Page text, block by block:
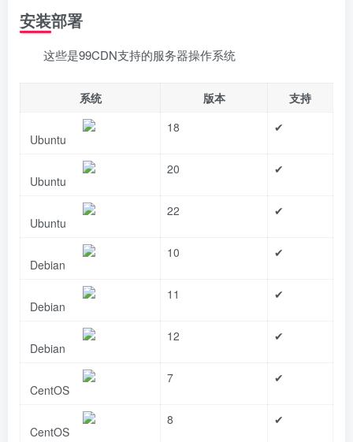
安装部署
这些是99CDN支持的服务器操作系统
系统 版本 支持
Ubuntu
18 ✔
Ubuntu
20 ✔
Ubuntu
22 ✔
Debian
10 ✔
Debian
11 ✔
Debian
12 ✔
CentOS
7 ✔
CentOS
8 ✔